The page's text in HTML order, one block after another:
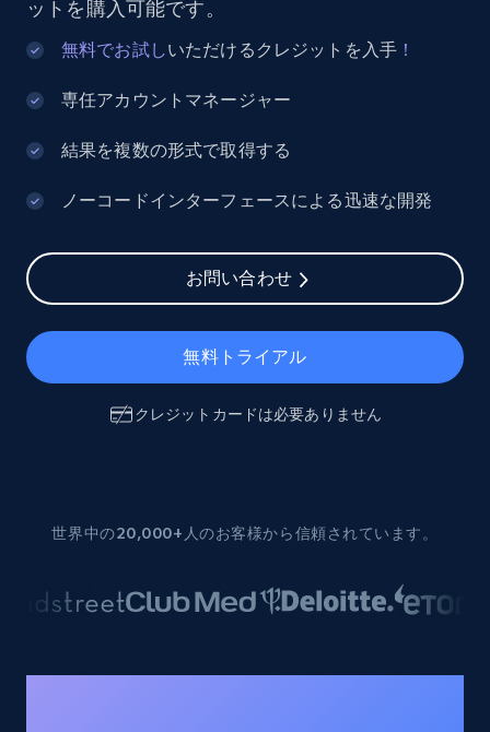
ットを購入可能です。
無料でお試しいただけるクレジットを入手 ！
専任アカウントマネージャー
結果を複数の形式で取得する
ノーコードインターフェースによる迅速な開発
お問い合わせ
無料トライアル
クレジットカードは必要ありません
世界中の20,000+人のお客様から信頼されています。